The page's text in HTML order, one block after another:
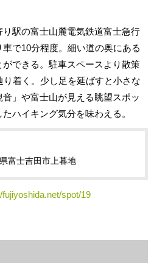
駅の富士山麓電気鉄道富士急行
で10分程度。細い道の奥にある
できる。駐車スペースより散策
着く。少し足を延ばすと小さな
」や富士山が見える眺望スポッ
ハイキング気分を味わえる。
富士吉田市上暮地
fujiyoshida.net/spot/19